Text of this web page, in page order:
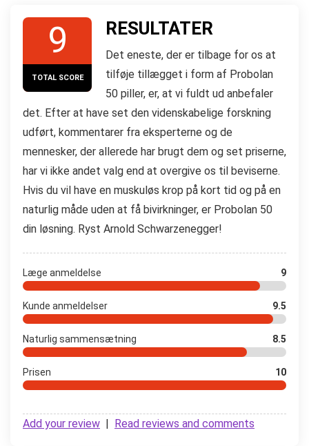
9
TOTAL SCORE
RESULTATER
Det eneste, der er tilbage for os at
tilføje tillægget i form af Probolan
50 piller, er, at vi fuldt ud anbefaler
det. Efter at have set den videnskabelige forskning
udført, kommentarer fra eksperterne og de
mennesker, der allerede har brugt dem og set priserne,
har vi ikke andet valg end at overgive os til beviserne.
Hvis du vil have en muskuløs krop på kort tid og på en
naturlig måde uden at få bivirkninger, er Probolan 50
din løsning. Ryst Arnold Schwarzenegger!
Læge anmeldelse 9
Kunde anmeldelser 9.5
Naturlig sammensætning 8.5
Prisen 10
Add your review Read reviews and comments